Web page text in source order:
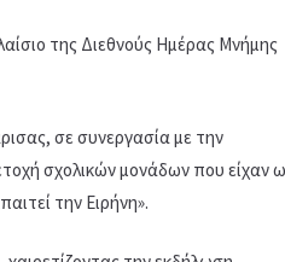
της Διεθνούς Ημέρας Μνήμης
σε συνεργασία με την
σχολικών μονάδων που είχαν
την Ειρήνη».